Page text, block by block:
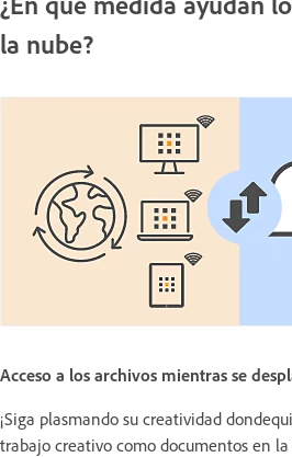
la nube?
Acceso a los archivos mientras se
¡Siga plasmando su creatividad
trabajo creativo como documentos en